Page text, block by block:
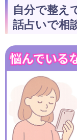
自分で整え
話占いで相